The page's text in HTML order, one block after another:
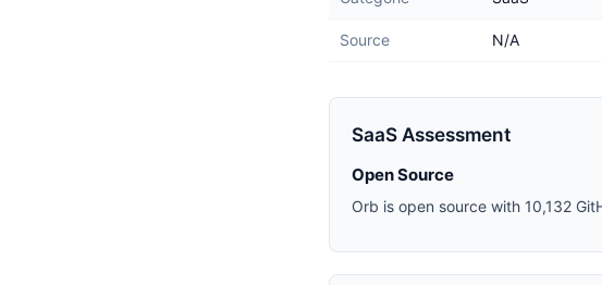
Source N/A
SaaS Assessment
Open Source
Orb is open source with 10,132